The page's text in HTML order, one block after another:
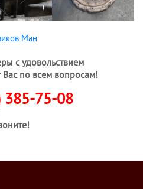
Ман
с удовольствием
Вас по всем вопросам!
385-75-08